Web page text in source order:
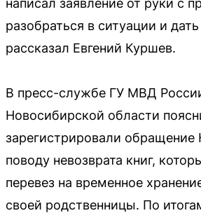
разобраться в ситуации и
рассказал Евгений Куршев.
В пресс-службе ГУ МВД
Новосибирской области
зарегистрировали обращение
поводу невозврата книг,
перевез на временное
своей родственницы. По